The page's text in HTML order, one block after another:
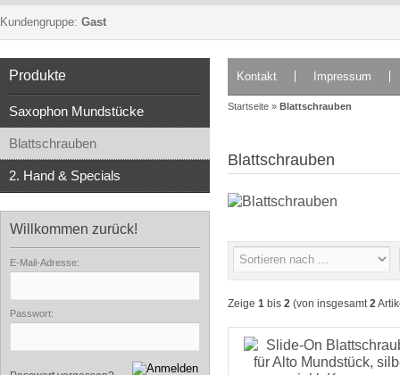
Kundengruppe: Gast
Produkte
Saxophon Mundstücke
Blattschrauben
2. Hand & Specials
Willkommen zurück!
E-Mail-Adresse:
Passwort:
Kontakt Impressum
Startseite » Blattschrauben
Blattschrauben
Zeige 1 bis 2 (von insgesamt2